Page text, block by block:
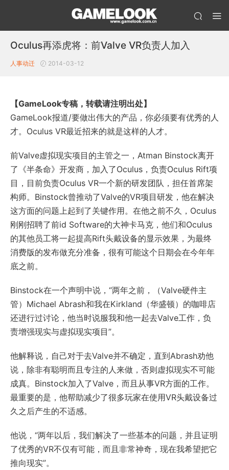
Oculus再添虎将：前Valve VR负责人加入
人事动迁 2014-03-12
【GameLook专稿，转载请注明出处】
GameLook报道/要做出伟大的产品，你必须要有优秀的人
才。Oculus VR最近招来的就是这样的人才。
前Valve虚拟现实项目的主管之一，Atman Binstock离开
了《半条命》开发商，加入了Oculus，负责Oculus Rift项
目，目前负责Oculus VR一个新的研发团队，担任首席架
构师。Binstock曾推动了Valve的VR项目研发，他在解决
这方面的问题上起到了关键作用。在他之前不久，Oculus
刚刚招聘了前id Software的大神卡马克，他们和Oculus
的其他员工将一起提高Rift头戴设备的显示效果，为最终
消费版的发布做充分准备，很有可能这个日期会在今年年
底之前。
Binstock在一个声明中说，“两年之前，（Valve硬件主
管）Michael Abrash和我在Kirkland（华盛顿）的咖啡店
还进行过讨论，他当时说服我和他一起去Valve工作，负
责增强现实与虚拟现实项目”。
他解释说，自己对于去Valve并不确定，直到Abrash劝他
说，除非有聪明而且专注的人来做，否则虚拟现实不可能
成真。Binstock加入了Valve，而且从事VR方面的工作。
最重要的是，他帮助减少了很多玩家在使用VR头戴设备过
久之后产生的不适感。
他说，“两年以后，我们解决了一些基本的问题，并且证明
了优秀的VR不仅有可能，而且非常神奇，现在我希望把它
推向现实”。